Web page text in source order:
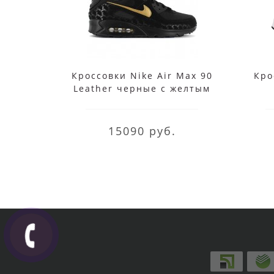
Кроссовки Nike Air Max 90
Leather черные с желтым
15090 руб.